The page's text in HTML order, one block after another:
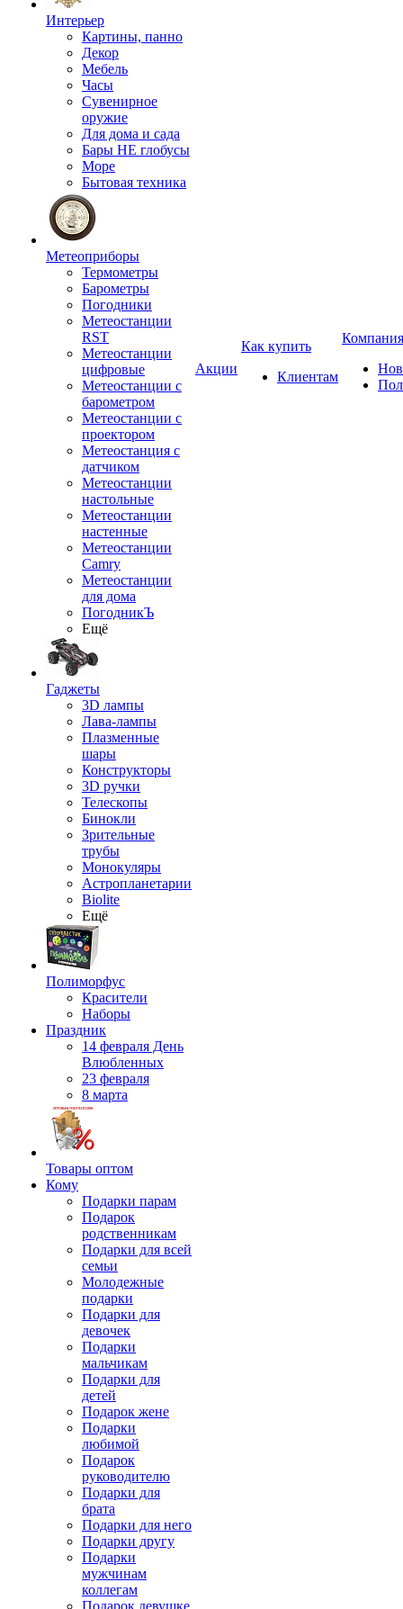
Интерьер
Картины, панно
Декор
Мебель
Часы
Сувенирное
оружие
Для дома и сада
Бары НЕ глобусы
Море
Бытовая техника
Метеоприборы
Термометры
Барометры
Погодники
Метеостанции
RST
Метеостанции
цифровые
Метеостанции с
барометром
Метеостанции с
проектором
Метеостанция с
датчиком
Метеостанции
настольные
Метеостанции
настенные
Метеостанции
Camry
Метеостанции
для дома
ПогодникЪ
Ещё
Гаджеты
3D лампы
Лава-лампы
Плазменные
шары
Конструкторы
3D ручки
Телескопы
Бинокли
Зрительные
трубы
Монокуляры
Астропланетарии
Biolite
Ещё
Полиморфус
Красители
Наборы
Праздник
14 февраля День
Влюбленных
23 февраля
8 марта
Товары оптом
Кому
Подарки парам
Подарок
родственникам
Подарки для всей
семьи
Молодежные
подарки
Подарки для
девочек
Подарки
мальчикам
Подарки для
детей
Подарок жене
Подарки
любимой
Подарок
руководителю
Подарки для
брата
Подарки для него
Подарки другу
Подарки
мужчинам
коллегам
Подарок девушке
Акции
Как купить
Клиентам
Компания